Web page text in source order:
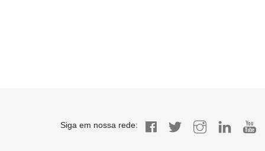
Siga em nossa rede: